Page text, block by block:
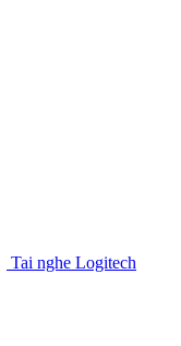
Tai nghe Logitech